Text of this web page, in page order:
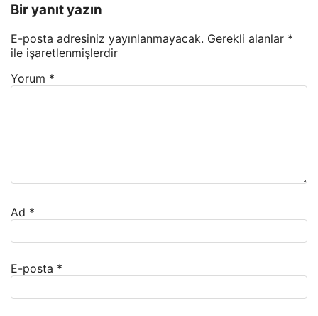
Bir yanıt yazın
E-posta adresiniz yayınlanmayacak. Gerekli alanlar *
ile işaretlenmişlerdir
Yorum *
Ad *
E-posta *